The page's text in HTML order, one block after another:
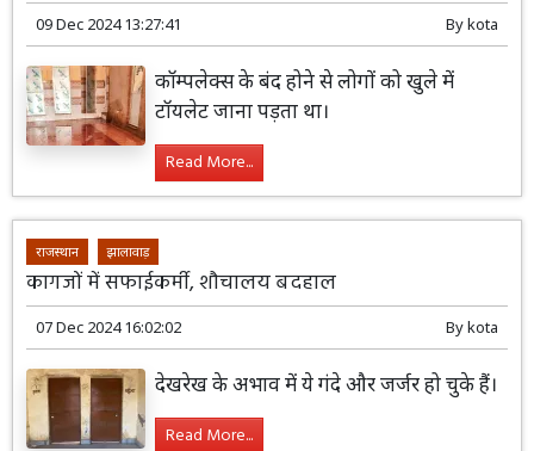
09 Dec 2024 13:27:41 Bykota
कॉम्पलेक्स के बंद होने से लोगों को खुले में
टॉयलेट जाना पड़ता था।
Read More...
राजस्थान झालावाड़
कागजों में सफाईकर्मी, शौचालय बदहाल
07 Dec 2024 16:02:02 Bykota
देखरेख के अभाव में ये गंदे और जर्जर हो चुके हैं।
Read More...